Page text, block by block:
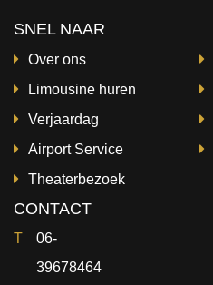
SNEL NAAR
Over ons
Limousine huren
Verjaardag
Airport Service
Theaterbezoek
CONTACT
T
06-
39678464